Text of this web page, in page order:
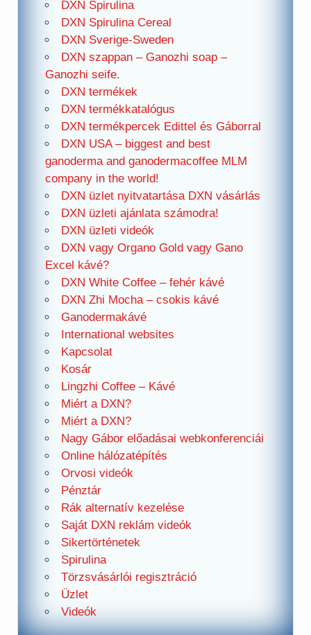
DXN Spirulina
DXN Spirulina Cereal
DXN Sverige-Sweden
DXN szappan – Ganozhi soap –
Ganozhi seife.
DXN termékek
DXN termékkatalógus
DXN termékpercek Edittel és Gáborral
DXN USA – biggest and best
ganoderma and ganodermacoffee MLM
company in the world!
DXN üzlet nyitvatartása DXN vásárlás
DXN üzleti ajánlata számodra!
DXN üzleti videók
DXN vagy Organo Gold vagy Gano
Excel kávé?
DXN White Coffee – fehér kávé
DXN Zhi Mocha – csokis kávé
Ganodermakávé
International websites
Kapcsolat
Kosár
Lingzhi Coffee – Kávé
Miért a DXN?
Miért a DXN?
Nagy Gábor előadásai webkonferenciái
Online hálózatépítés
Orvosi videók
Pénztár
Rák alternatív kezelése
Saját DXN reklám videók
Sikertörténetek
Spirulina
Törzsvásárlói regisztráció
Üzlet
Videók